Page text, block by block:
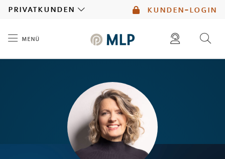
kunden-login
privatkunden
menü
mlp berater finden